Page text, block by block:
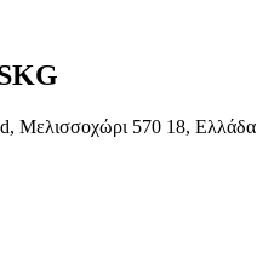
Μελισσοχώρι 570 18, Ελλάδα